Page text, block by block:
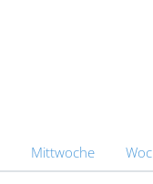
Mittwoche